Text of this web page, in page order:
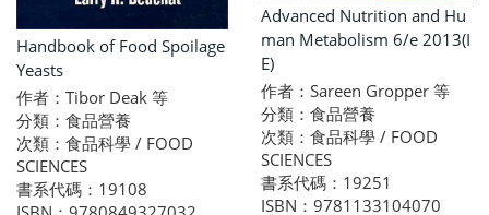
Handbook of Food Spoilage
Yeasts
作者：Tibor Deak 等
分類：食品營養
次類：食品科學 / FOOD
SCIENCES
書系代碼：19108
Advanced Nutrition and Hu
man Metabolism 6/e 2013(I
E)
作者：Sareen Gropper 等
分類：食品營養
次類：食品科學 / FOOD
SCIENCES
書系代碼：19251
ISBN：9781133104070